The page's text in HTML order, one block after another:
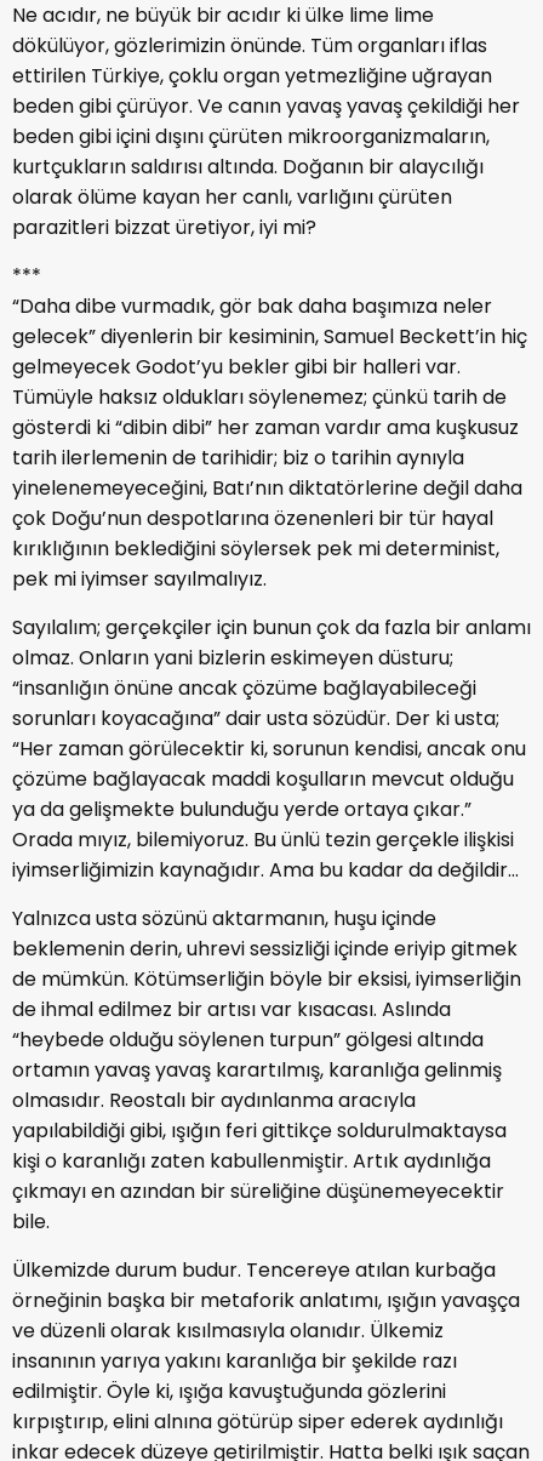
Ne acıdır, ne büyük bir acıdır ki ülke lime lime
dökülüyor, gözlerimizin önünde. Tüm organları iflas
ettirilen Türkiye, çoklu organ yetmezliğine uğrayan
beden gibi çürüyor. Ve canın yavaş yavaş çekildiği her
beden gibi içini dışını çürüten mikroorganizmaların,
kurtçukların saldırısı altında. Doğanın bir alaycılığı
olarak ölüme kayan her canlı, varlığını çürüten
parazitleri bizzat üretiyor, iyi mi?
***
“Daha dibe vurmadık, gör bak daha başımıza neler
gelecek” diyenlerin bir kesiminin, Samuel Beckett’in hiç
gelmeyecek Godot’yu bekler gibi bir halleri var.
Tümüyle haksız oldukları söylenemez; çünkü tarih de
gösterdi ki “dibin dibi” her zaman vardır ama kuşkusuz
tarih ilerlemenin de tarihidir; biz o tarihin aynıyla
yinelenemeyeceğini, Batı’nın diktatörlerine değil daha
çok Doğu’nun despotlarına özenenleri bir tür hayal
kırıklığının beklediğini söylersek pek mi determinist,
pek mi iyimser sayılmalıyız.
Sayılalım; gerçekçiler için bunun çok da fazla bir anlamı
olmaz. Onların yani bizlerin eskimeyen düsturu;
“insanlığın önüne ancak çözüme bağlayabileceği
sorunları koyacağına” dair usta sözüdür. Der ki usta;
“Her zaman görülecektir ki, sorunun kendisi, ancak onu
çözüme bağlayacak maddi koşulların mevcut olduğu
ya da gelişmekte bulunduğu yerde ortaya çıkar.”
Orada mıyız, bilemiyoruz. Bu ünlü tezin gerçekle ilişkisi
iyimserliğimizin kaynağıdır. Ama bu kadar da değildir...
Yalnızca usta sözünü aktarmanın, huşu içinde
beklemenin derin, uhrevi sessizliği içinde eriyip gitmek
de mümkün. Kötümserliğin böyle bir eksisi, iyimserliğin
de ihmal edilmez bir artısı var kısacası. Aslında
“heybede olduğu söylenen turpun” gölgesi altında
ortamın yavaş yavaş karartılmış, karanlığa gelinmiş
olmasıdır. Reostalı bir aydınlanma aracıyla
yapılabildiği gibi, ışığın feri gittikçe soldurulmaktaysa
kişi o karanlığı zaten kabullenmiştir. Artık aydınlığa
çıkmayı en azından bir süreliğine düşünemeyecektir
bile.
Ülkemizde durum budur. Tencereye atılan kurbağa
örneğinin başka bir metaforik anlatımı, ışığın yavaşça
ve düzenli olarak kısılmasıyla olanıdır. Ülkemiz
insanının yarıya yakını karanlığa bir şekilde razı
edilmiştir. Öyle ki, ışığa kavuştuğunda gözlerini
kırpıştırıp, elini alnına götürüp siper ederek aydınlığı
inkar edecek düzeye getirilmiştir. Hatta belki ışık saçan